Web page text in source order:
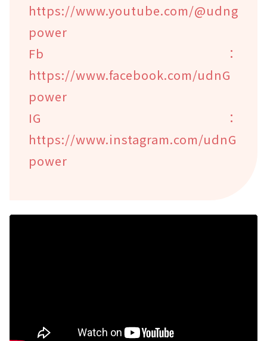
https://www.youtube.com/@udng
power
Fb：
https://www.facebook.com/udnG
power
IG：
https://www.instagram.com/udnG
power